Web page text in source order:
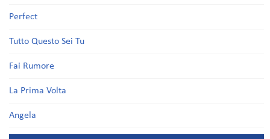
Perfect
Tutto Questo Sei Tu
Fai Rumore
La Prima Volta
Angela